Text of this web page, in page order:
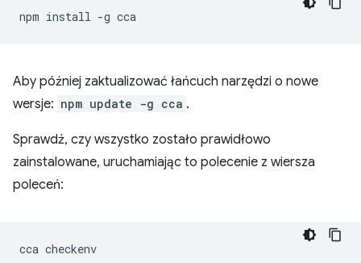
npm install -g
Aby później zaktualizować łańcuch narzędzi o nowe
wersje: npm update -g cca .
Sprawdź, czy wszystko zostało prawidłowo
zainstalowane, uruchamiając to polecenie z wiersza
poleceń:
cca